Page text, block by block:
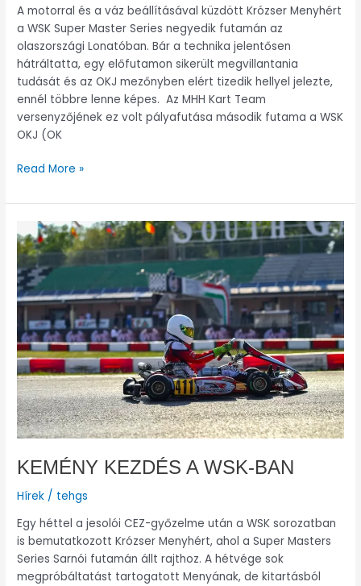
A motorral és a váz beállításával küzdött Krózser Menyhért
a WSK Super Master Series negyedik futamán az
olaszországi Lonatóban. Bár a technika jelentősen
hátráltatta, egy előfutamon sikerült megvillantania
tudását és az OKJ mezőnyben elért tizedik hellyel jelezte,
ennél többre lenne képes. Az MHH Kart Team
versenyzőjének ez volt pályafutása második futama a WSK
OKJ (OK
Read More »
KEMÉNY KEZDÉS A WSK-BAN
Hírek / tehgs
Egy héttel a jesolói CEZ-győzelme után a WSK sorozatban
is bemutatkozott Krózser Menyhért, ahol a Super Masters
Series Sarnói futamán állt rajthoz. A hétvége sok
megpróbáltatást tartogatott Menyának, de kitartásból
KEMÉNY
KEZDÉS
A
WSK-
BAN